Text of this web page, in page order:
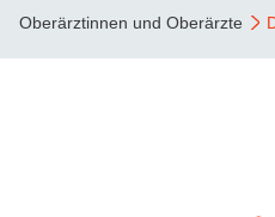
Oberärztinnen und Oberärzte